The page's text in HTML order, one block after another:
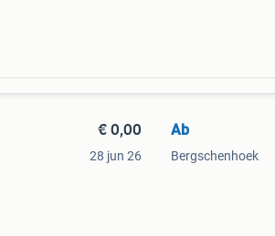
€ 0,00
28 jun 26
Ab
Bergschenhoek